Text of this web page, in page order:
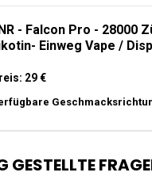
- Falcon Pro - 28000
Einweg Vape /
29 €
GESTELLTE